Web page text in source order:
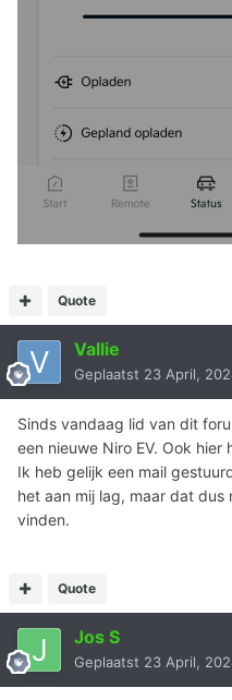
Quote
Vallie
Geplaatst 23 April,
Sinds vandaag lid van dit
een nieuwe Niro EV. Ook
Ik heb gelijk een mail
het aan mij lag, maar dat
vinden.
Quote
Jos S
Geplaatst 23 April,